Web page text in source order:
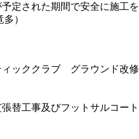
定された期間で安全に施工を
）
ィッククラブ グラウンド改修
替工事及びフットサルコート